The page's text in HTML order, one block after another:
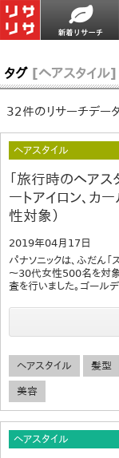
タグ [ヘアスタイル]
32件のリサーチデー
ヘアスタイル
「旅行時のヘアス
ートアイロン、カ
性対象）
2019年04月17日
パナソニックは、ふだん「
～30代女性500名を対象
査を行いました。ゴール
ヘアスタイル 髪型
美容
ヘアスタイル